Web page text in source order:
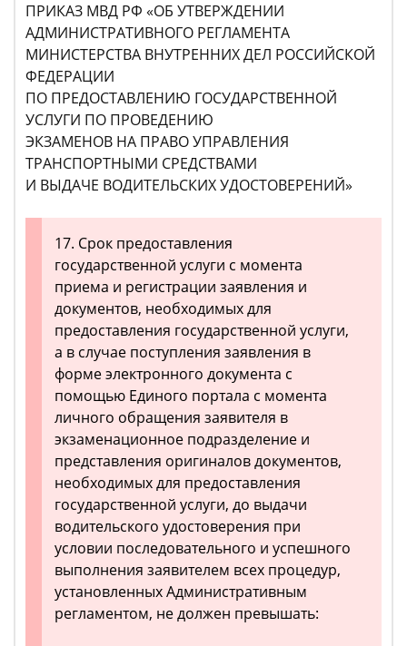
ПРИКАЗ МВД РФ «ОБ УТВЕРЖДЕНИИ
АДМИНИСТРАТИВНОГО РЕГЛАМЕНТА
МИНИСТЕРСТВА ВНУТРЕННИХ ДЕЛ РОССИЙСКОЙ
ФЕДЕРАЦИИ
ПО ПРЕДОСТАВЛЕНИЮ ГОСУДАРСТВЕННОЙ
УСЛУГИ ПО ПРОВЕДЕНИЮ
ЭКЗАМЕНОВ НА ПРАВО УПРАВЛЕНИЯ
ТРАНСПОРТНЫМИ СРЕДСТВАМИ
И ВЫДАЧЕ ВОДИТЕЛЬСКИХ УДОСТОВЕРЕНИЙ»
17. Срок предоставления
государственной услуги с момента
приема и регистрации заявления и
документов, необходимых для
предоставления государственной услуги,
а в случае поступления заявления в
форме электронного документа с
помощью Единого портала с момента
личного обращения заявителя в
экзаменационное подразделение и
представления оригиналов документов,
необходимых для предоставления
государственной услуги, до выдачи
водительского удостоверения при
условии последовательного и успешного
выполнения заявителем всех процедур,
установленных Административным
регламентом, не должен превышать: